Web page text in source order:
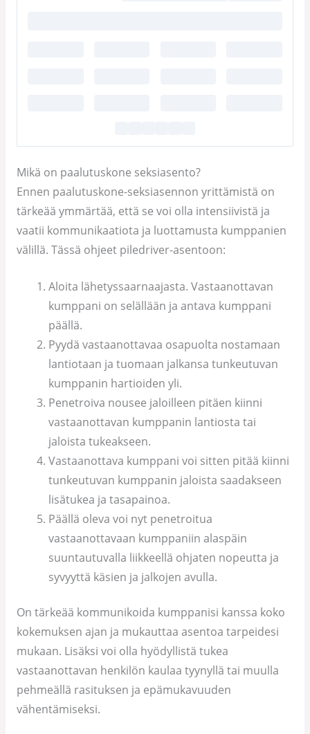
Mikä on paalutuskone seksiasento?
Ennen paalutuskone-seksiasennon yrittämistä on
tärkeää ymmärtää, että se voi olla intensiivistä ja
vaatii kommunikaatiota ja luottamusta kumppanien
välillä. Tässä ohjeet piledriver-asentoon:
Aloita lähetyssaarnaajasta. Vastaanottavan
kumppani on selällään ja antava kumppani
päällä.
Pyydä vastaanottavaa osapuolta nostamaan
lantiotaan ja tuomaan jalkansa tunkeutuvan
kumppanin hartioiden yli.
Penetroiva nousee jaloilleen pitäen kiinni
vastaanottavan kumppanin lantiosta tai
jaloista tukeakseen.
Vastaanottava kumppani voi sitten pitää kiinni
tunkeutuvan kumppanin jaloista saadakseen
lisätukea ja tasapainoa.
Päällä oleva voi nyt penetroitua
vastaanottavaan kumppaniin alaspäin
suuntautuvalla liikkeellä ohjaten nopeutta ja
syvyyttä käsien ja jalkojen avulla.
On tärkeää kommunikoida kumppanisi kanssa koko
kokemuksen ajan ja mukauttaa asentoa tarpeidesi
mukaan. Lisäksi voi olla hyödyllistä tukea
vastaanottavan henkilön kaulaa tyynyllä tai muulla
pehmeällä rasituksen ja epämukavuuden
vähentämiseksi.